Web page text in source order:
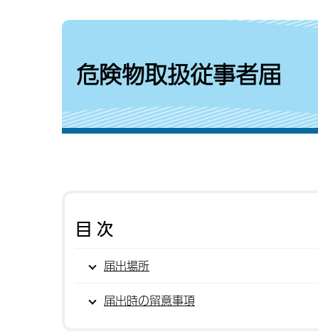
危険物取扱従事者届
目次
届出場所
届出時の留意事項